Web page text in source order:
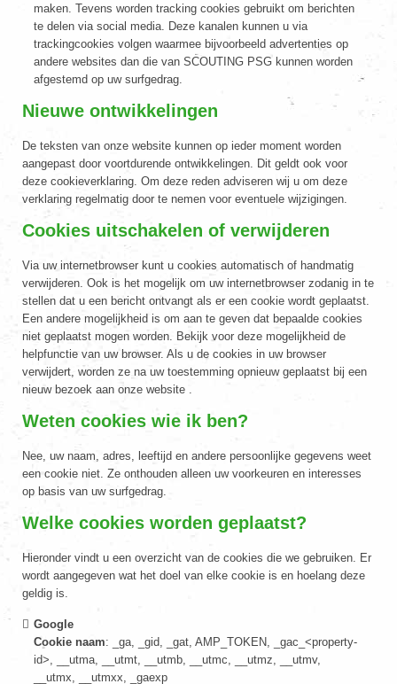
maken. Tevens worden tracking cookies gebruikt om berichten
te delen via social media. Deze kanalen kunnen u via
trackingcookies volgen waarmee bijvoorbeeld advertenties op
andere websites dan die van SCOUTING PSG kunnen worden
afgestemd op uw surfgedrag.
Nieuwe ontwikkelingen
De teksten van onze website kunnen op ieder moment worden
aangepast door voortdurende ontwikkelingen. Dit geldt ook voor
deze cookieverklaring. Om deze reden adviseren wij u om deze
verklaring regelmatig door te nemen voor eventuele wijzigingen.
Cookies uitschakelen of verwijderen
Via uw internetbrowser kunt u cookies automatisch of handmatig
verwijderen. Ook is het mogelijk om uw internetbrowser zodanig in te
stellen dat u een bericht ontvangt als er een cookie wordt geplaatst.
Een andere mogelijkheid is om aan te geven dat bepaalde cookies
niet geplaatst mogen worden. Bekijk voor deze mogelijkheid de
helpfunctie van uw browser. Als u de cookies in uw browser
verwijdert, worden ze na uw toestemming opnieuw geplaatst bij een
nieuw bezoek aan onze website .
Weten cookies wie ik ben?
Nee, uw naam, adres, leeftijd en andere persoonlijke gegevens weet
een cookie niet. Ze onthouden alleen uw voorkeuren en interesses
op basis van uw surfgedrag.
Welke cookies worden geplaatst?
Hieronder vindt u een overzicht van de cookies die we gebruiken. Er
wordt aangegeven wat het doel van elke cookie is en hoelang deze
geldig is.
Google
Cookie naam: _ga, _gid, _gat, AMP_TOKEN, _gac_<property-
id>, __utma, __utmt, __utmb, __utmc, __utmz, __utmv,
__utmx, __utmxx, _gaexp